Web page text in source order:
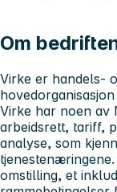
Om
Virke er handels-
Virke har noen av
arbeidsrett, tariff,
analyse, som
omstilling, et